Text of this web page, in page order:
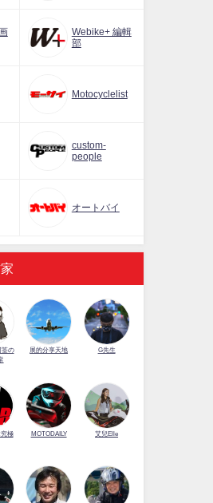
Webike+ 編輯
部
Motocyclelist
custom-
people
オートバイ
筌の
展的分享天地 G先生
極
MOTODAILY 艾兒Elle